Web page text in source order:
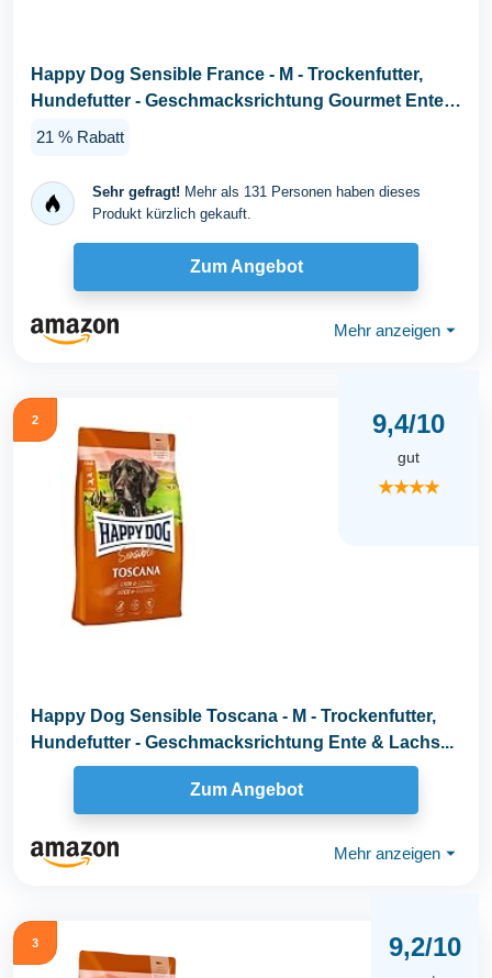
Happy Dog Sensible France - M - Trockenfutter,
Hundefutter - Geschmacksrichtung Gourmet Ente -
11kg...
21 % Rabatt
Sehr gefragt! Mehr als 131 Personen haben dieses
Produkt kürzlich gekauft.
Zum Angebot
Mehr anzeigen ⏷
2 9,4/10
gut
★★★★
Happy Dog Sensible Toscana - M - Trockenfutter,
Hundefutter - Geschmacksrichtung Ente & Lachs...
Zum Angebot
Mehr anzeigen ⏷
3 9,2/10